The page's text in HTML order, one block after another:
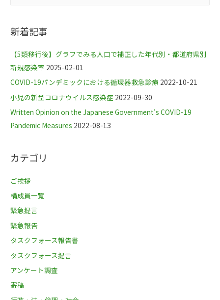
新着記事
【5類移行後】グラフでみる人口で補正した年代別・都道府県別
新規感染率 2025-02-01
COVID-19パンデミックにおける循環器救急診療 2022-10-21
小児の新型コロナウイルス感染症 2022-09-30
Written Opinion on the Japanese Government’s COVID-19
Pandemic Measures 2022-08-13
カテゴリ
ご挨拶
構成員一覧
緊急提言
緊急報告
タスクフォース報告書
タスクフォース提言
アンケート調査
寄稿